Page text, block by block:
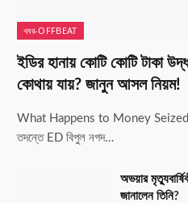
খবর-OFFBEAT
ইডির হানায় কোটি কোটি টাকা
কোথায় যায়? জানুন আসল নিয়ম!
What Happens to Money Seized by
তদন্তে ED বিপুল নগদ…
অভয়ার
জানালেন তিনি?